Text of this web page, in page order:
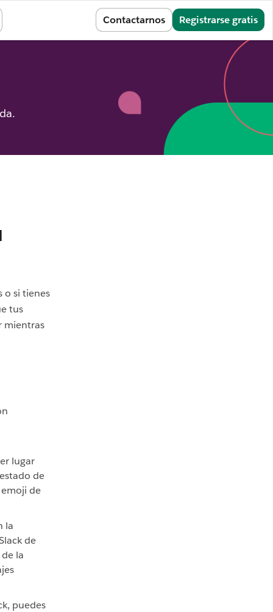
Contactarnos Registrarse gratis
o si tienes
tus
mientras
lugar
de
de
la
de
la
puedes